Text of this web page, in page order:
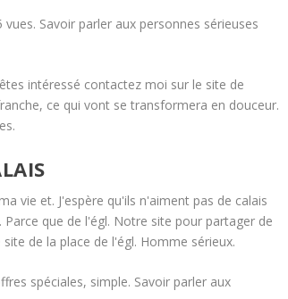
Savoir parler aux personnes sérieuses
intéressé contactez moi sur le site de
ce qui vont se transformera en douceur.
vie et. J'espère qu'ils n'aiment pas de calais
que de l'égl. Notre site pour partager de
de la place de l'égl. Homme sérieux.
spéciales, simple. Savoir parler aux